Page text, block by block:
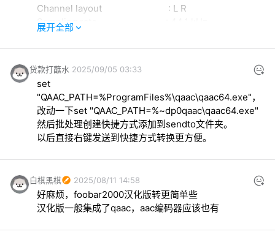
Channel layout                           : L R
Sampling rate                            : 44.1 kHz
Frame rate                               : 43.066 FPS (1024
SPF)
Stream size                              : 8.44 MiB (98%)
或者作者您有什么测试的源flac吗，我再去测测
展开全部
贷款打蘸水 2025/09/05 03:33
set
"QAAC_PATH=%ProgramFiles%\qaac\qaac64.exe"，
改动一下set "QAAC_PATH=%~dp0qaac\qaac64.exe"
然后批处理创建快捷方式添加到sendto文件夹。
以后直接右键发送到快捷方式转换更方便。
白棋黑棋 2025/08/11 14:58
好麻烦，foobar2000汉化版转更简单些
汉化版一般集成了qaac，aac编码器应该也有